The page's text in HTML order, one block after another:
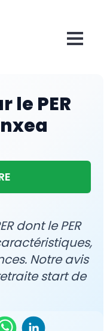
le PER
dont le PER
Notre avis
start de